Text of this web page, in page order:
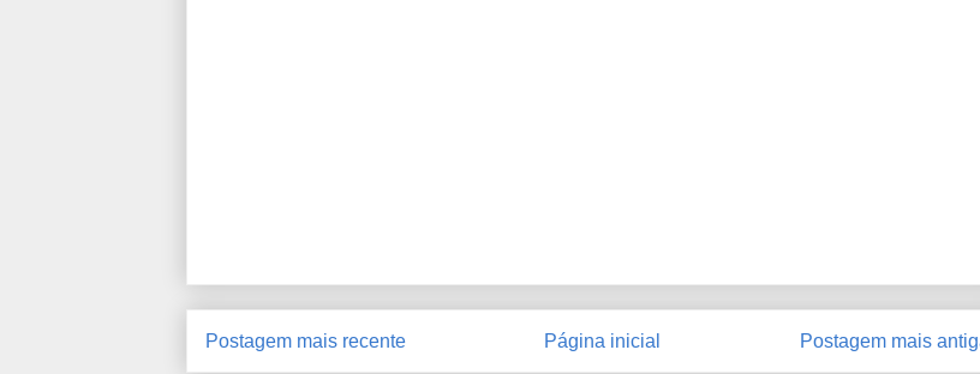
Postagem mais recente Postagem mais
Página inicial